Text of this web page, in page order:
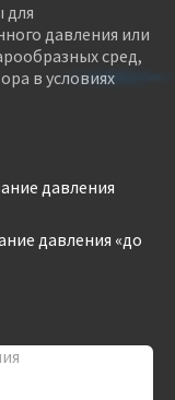
для
давления или
сред,
в условиях
давления
давления «до